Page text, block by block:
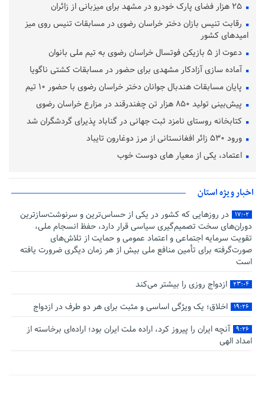
رقابت تنیس بازان دختر خراسان رضوی در مسابقات تنیس روی میز
امیدهای کشور
دعوت از ۵ بازیکن فوتسال خراسان رضوی به تیم ملی بانوان
آماده‌ سازی آزادکار مشهدی برای حضور در مسابقات کشتی ناگویا
پایان مسابقات هندبال جوانان دختر خراسان رضوی با حضور ۱۰ تیم
پیش‌بینی تولید ۸۵۰ هزار تن چغندرقند در مزارع خراسان رضوی
کتابخانه روستای نامزد ثبت جهانی در گناباد پذیرای گردشگران شد
ورود ۵۳۰ زائر افغانستانی از مرز دوغارون تایباد
اعتماد، یکی از معیار های دوست خوب
اخبار ویژه استان
۱۷:۰۲
در روزهایی که کشور در یکی از حساس‌ترین و سرنوشت‌سازترین
دوران‌های سخت تصمیم‌گیری سیاسی قرار دارد، حفظ انسجام ملی،
تقویت سرمایه اجتماعی و اعتماد عمومی و حمایت از تلاش‌های
صورت‌گرفته برای تأمین منافع ملی بیش از هر زمان دیگری ضرورت یافته
است
۲۳:۰۴ ازدواج روزی را بیشتر می‌کند
۱۹:۲۶ اخلاق؛ یک ویژگی اساسی و مثبت برای هر دو طرف در ازدواج
۹:۲۶
آنچه ایران را پیروز کرد، اراده ملت ایران بود؛ اراده‌ای برخاسته از
امداد الهی